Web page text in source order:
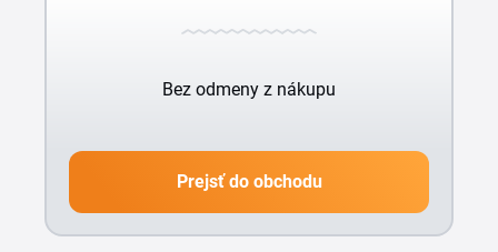
Bez odmeny z nákupu
Prejsť do obchodu